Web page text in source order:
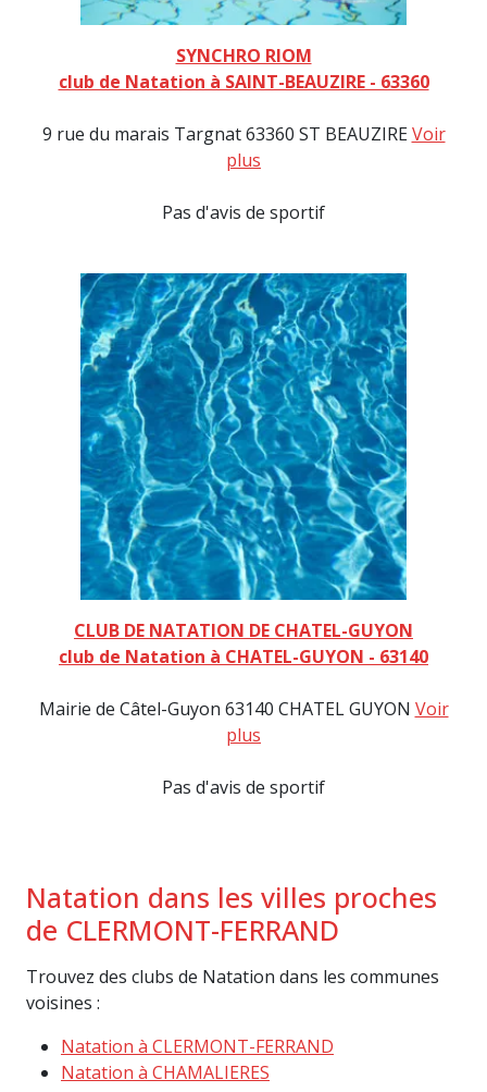
SYNCHRO RIOM
club de Natation à SAINT-BEAUZIRE - 63360
9 rue du marais Targnat 63360 ST BEAUZIREVoir
plus
Pas d'avis de sportif
CLUB DE NATATION DE CHATEL-GUYON
club de Natation à CHATEL-GUYON - 63140
Mairie de Câtel-Guyon 63140 CHATEL GUYON Voir
plus
Pas d'avis de sportif
Natation dans les villes proches
de CLERMONT-FERRAND
Trouvez des clubs de Natation dans les communes
voisines :
Natation à CLERMONT-FERRAND
Natation à CHAMALIERES